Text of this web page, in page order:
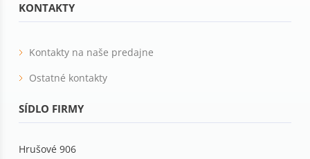
KONTAKTY
Kontakty na naše predajne
Ostatné kontakty
SÍDLO FIRMY
Hrušové 906